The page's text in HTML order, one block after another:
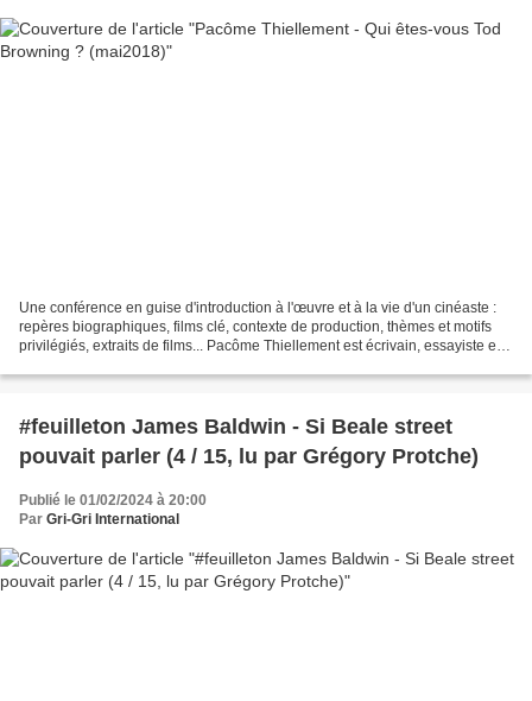
Une conférence en guise d'introduction à l'œuvre et à la vie d'un cinéaste :
repères biographiques, films clé, contexte de production, thèmes et motifs
privilégiés, extraits de films... Pacôme Thiellement est écrivain, essayiste et
#feuilleton James Baldwin - Si Beale street
pouvait parler (4 / 15, lu par Grégory Protche)
Publié le 01/02/2024 à 20:00
Par Gri-Gri International